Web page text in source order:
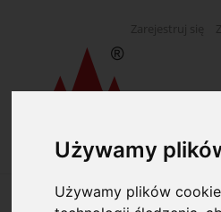
Używamy
Używamy plików